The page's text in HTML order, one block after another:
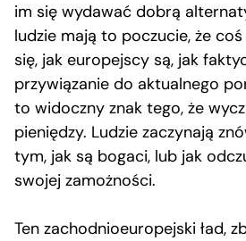
im się wydawać dobrą
ludzie mają to poczucie, że
się, jak europejscy są, jak
przywiązanie do aktualnego
to widoczny znak tego, że
pieniędzy. Ludzie zaczynają
tym, jak są bogaci, lub jak
swojej zamożności.
Ten zachodnioeuropejski ład,